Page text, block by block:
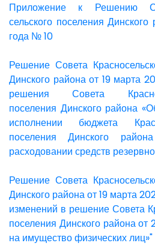
Приложение к Решению
сельского поселения
года № 10
Решение Совета
Динского района от 19 марта
решения Совета
поселения Динского района
исполнении бюджета
поселения Динского
расходовании средств
Решение Совета
Динского района от 19 марта
изменений в решение Совета
поселения Динского района
на имущество физических лиц»"